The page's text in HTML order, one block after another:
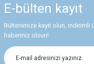
Görüş ve önerileriniz için
Ürün resmi kalitesiz,
Ürün açıklamasında
Ürün bilgilerinde hatalar
E-bülten kayıt
Bültenimize kayıt olun, indirimli
haberiniz olsun!